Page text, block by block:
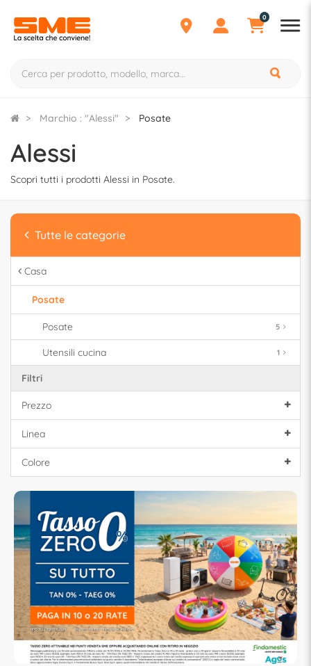
0
Marchio : "Alessi" Posate
Alessi
Scopri tutti i prodotti Alessi in Posate.
Tutte le categorie
Casa
Posate
5
Posate
1
Utensili cucina
Filtri
Prezzo
Linea
Colore